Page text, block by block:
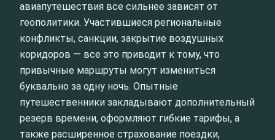
авиапутешествия все сильнее зависят от
геополитики. Участившиеся региональные
конфликты, санкции, закрытие воздушных
коридоров — все это приводит к тому, что
привычные маршруты могут измениться
буквально за одну ночь. Опытные
путешественники закладывают дополнительный
резерв времени, оформляют гибкие тарифы, а
также расширенное страхование поездки,